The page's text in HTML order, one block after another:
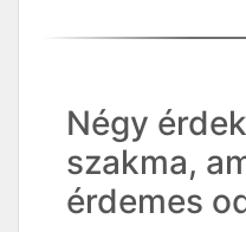
Négy
szakma,
érdemes